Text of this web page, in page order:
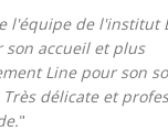
l'équipe de l'institut
son accueil et plus
Line pour son
délicate et
"